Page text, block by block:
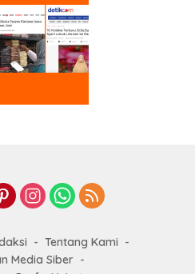
Tentang Kami
Media Siber